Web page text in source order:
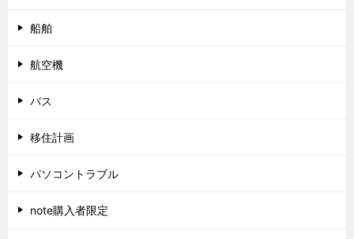
船舶
航空機
バス
移住計画
パソコントラブル
note購入者限定